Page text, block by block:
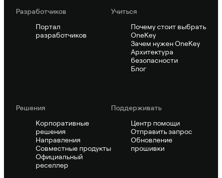
Pазработчиков
Портал
разработчиков
Учиться
Почему стоит выбрать
OneKey
Зачем нужен OneKey
Архитектура
безопасности
Блог
Решения
Корпоративные
решения
Направления
Совместные продукты
Официальный
реселлер
Поддерживать
Центр помощи
Отправить запрос
Обновление
прошивки